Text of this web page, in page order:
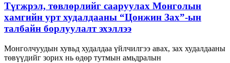
Түгжрэл, төвлөрлийг сааруулах Монголын
хамгийн урт худалдааны “Цонжин Зах”-ын
талбайн борлуулалт эхэллээ
Монголчуудын хувьд худалдаа үйлчилгээ авах, зах худалдааны
төвүүдийг зорих нь өдөр тутмын амьдралын